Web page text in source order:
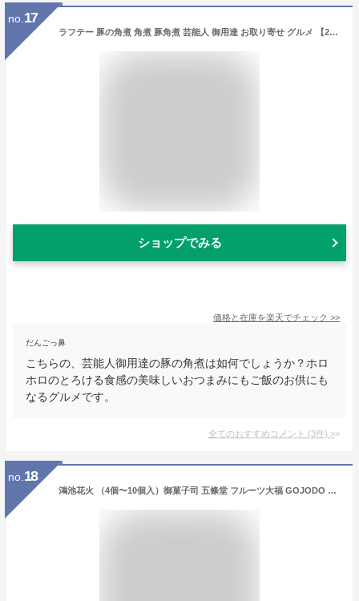
no. 17
ラフテー 豚の角煮 角煮 豚角煮 芸能人 御用達 お取り寄せ グルメ 【200g】
ショップでみる
価格と在庫を楽天でチェック >>
だんごっ鼻
こちらの、芸能人御用達の豚の角煮は如何でしょうか？ホロ
ホロのとろける食感の美味しいおつまみにもご飯のお供にも
なるグルメです。
全てのおすすめコメント (3件) >
no. 18
鴻池花火 （4個〜10個入）御菓子司 五條堂 フルーツ大福 GOJODO 父の日 母の日 ギフト お取り寄せ スイーツ 和菓子 和スイーツ パフェ 大福 御歳暮ギフト